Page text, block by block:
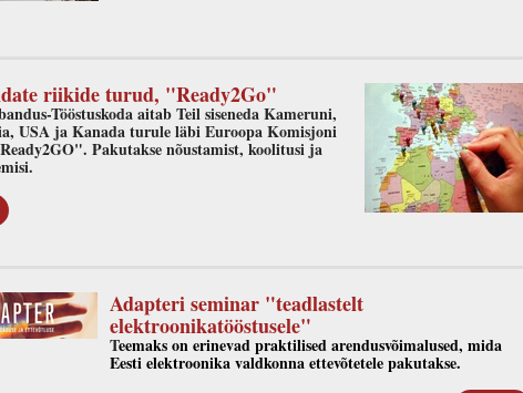
riikide turud, "Ready2Go"
Tööstuskoda aitab Teil siseneda Kameruni,
USA ja Kanada turule läbi Euroopa Komisjoni
Pakutakse nõustamist, koolitusi ja
Adapteri seminar "teadlastelt
elektroonikatööstusele"
Teemaks on erinevad praktilised arendusvõimalused, mida
Eesti elektroonika valdkonna ettevõtetele pakutakse.